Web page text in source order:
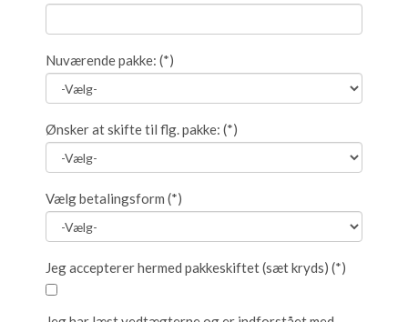
Nuværende pakke: (*)
Ønsker at skifte til flg. pakke: (*)
Vælg betalingsform (*)
Jeg accepterer hermed pakkeskiftet (sæt kryds) (*)